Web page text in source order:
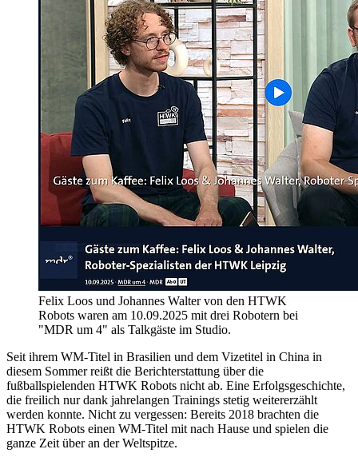
Felix Loos und Johannes Walter von den HTWK
Robots waren am 10.09.2025 mit drei Robotern bei
"MDR um 4" als Talkgäste im Studio.
Seit ihrem WM-Titel in Brasilien und dem Vizetitel in China in
diesem Sommer reißt die Berichterstattung über die
fußballspielenden HTWK Robots nicht ab. Eine Erfolgsgeschichte,
die freilich nur dank jahrelangen Trainings stetig weitererzählt
werden konnte. Nicht zu vergessen: Bereits 2018 brachten die
HTWK Robots einen WM-Titel mit nach Hause und spielen die
ganze Zeit über an der Weltspitze.